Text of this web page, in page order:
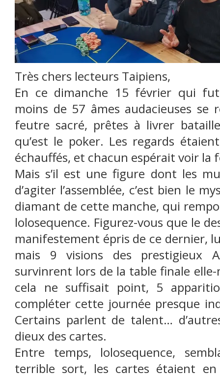
Très chers lecteurs Taipiens,
En ce dimanche 15 février qui
moins de 57 âmes audacieuses
feutre sacré, prêtes à livrer
qu’est le poker. Les regards
échauffés, et chacun espérait voir
Mais s’il est une figure dont les
d’agiter l’assemblée, c’est bien le
diamant de cette manche, qui
lolosequence. Figurez-vous que le
manifestement épris de ce dernier,
mais 9 visions des prestigieux
survinrent lors de la table finale
cela ne suffisait point, 5
compléter cette journée presque
Certains parlent de talent…
dieux des cartes.
Entre temps, lolosequence,
terrible sort, les cartes étaient en